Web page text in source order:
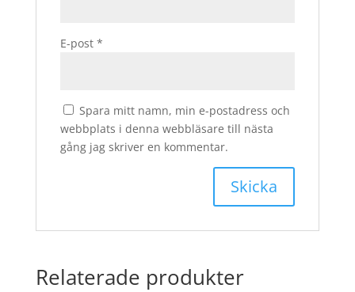
E-post *
Spara mitt namn, min e-postadress och
webbplats i denna webbläsare till nästa
gång jag skriver en kommentar.
Relaterade produkter